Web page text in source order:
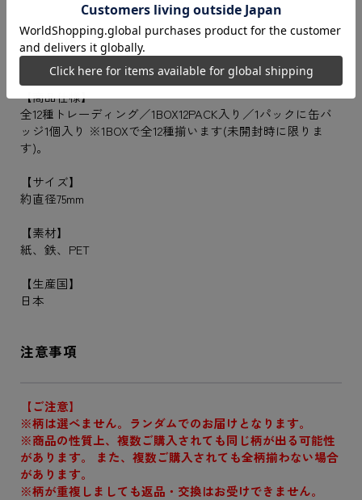
商品仕様
【商品仕様】
全12種トレーディング／1BOX12PACK入り／1パックに缶バ
ッジ1個入り ※1BOXで全12種揃います(未開封時に限りま
す)。
【サイズ】
約直径75mm
【素材】
紙、鉄、PET
【生産国】
日本
注意事項
【ご注意】
※柄は選べません。ランダムでのお届けとなります。
※商品の性質上、複数ご購入されても同じ柄が出る可能性
があります。 また、複数ご購入されても全柄揃わない場合
があります。
※柄が重複しましても返品・交換はお受けできません。